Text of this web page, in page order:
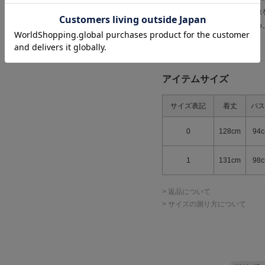
商品の色味は、商品単品画
※商品画像はサンプルのため
ので、予めご了承ください。
アイテムサイズ
サイズ表記 着丈 バ
0 128cm
1 131cm
> 返品について
> サイズの測り方について